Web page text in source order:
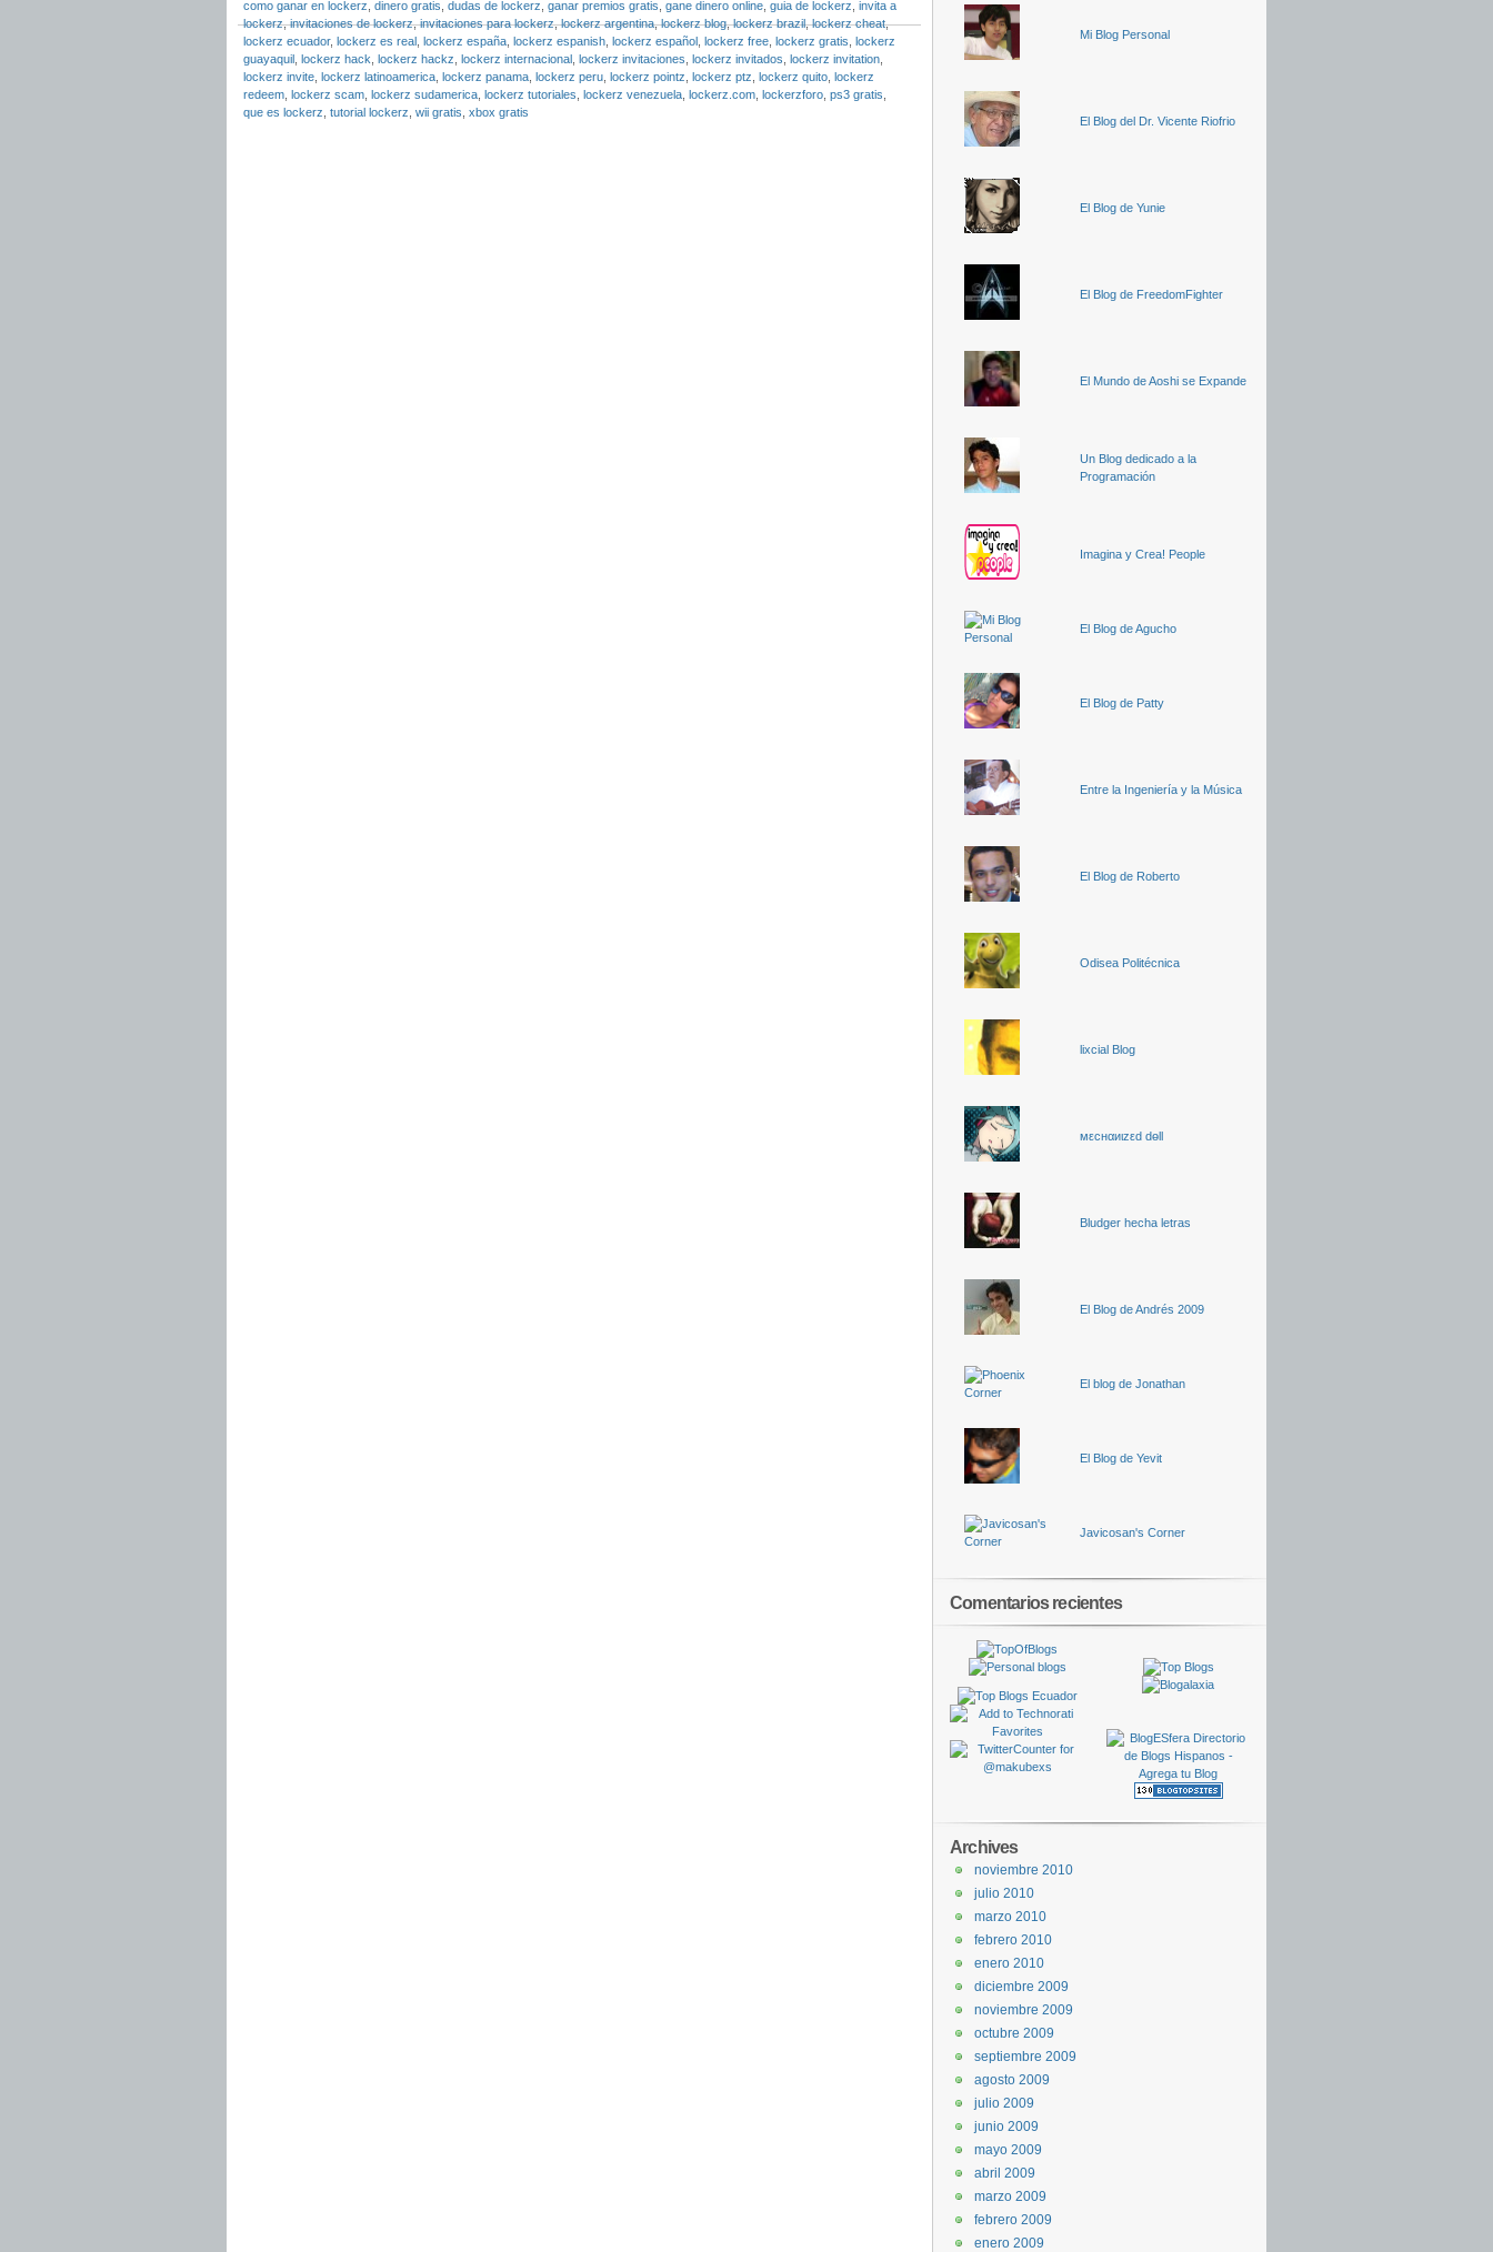
como ganar en lockerz dinero gratis dudas de lockerz ganar premios gratis gane dinero online guia de lockerz invita a
lockerz,invitaciones de lockerz,invitaciones para lockerz,lockerz argentina,lockerz blog,lockerz brazil,lockerz cheat,
lockerz ecuador, lockerz es real lockerz españa lockerz espanish lockerz español lockerz free lockerz gratis lockerz
guayaquil lockerz hack lockerz hackz lockerz internacional lockerz invitaciones lockerz invitados lockerz invitation
lockerz invite lockerz latinoamerica lockerz panama lockerz peru lockerz pointz lockerz ptz lockerz quito lockerz
redeem lockerz scam lockerz sudamerica lockerz tutoriales lockerz venezuela lockerz.com lockerzforo ps3 gratis
que es lockerz tutorial lockerz wii gratis xbox gratis
Mi Blog Personal
El Blog del Dr. Vicente Riofrio
El Blog de Yunie
El Blog de FreedomFighter
El Mundo de Aoshi se Expande
Un Blog dedicado a la
Programación
Imagina y Crea! People
El Blog de Agucho
El Blog de Patty
Entre la Ingeniería y la Música
El Blog de Roberto
Odisea Politécnica
lixcial Blog
мεcнαиιzεd dөll
Bludger hecha letras
El Blog de Andrés 2009
El blog de Jonathan
El Blog de Yevit
Javicosan's Corner
Comentarios recientes
Archives
noviembre 2010
julio 2010
marzo 2010
febrero 2010
enero 2010
diciembre 2009
noviembre 2009
octubre 2009
septiembre 2009
agosto 2009
julio 2009
junio 2009
mayo 2009
abril 2009
marzo 2009
febrero 2009
enero 2009